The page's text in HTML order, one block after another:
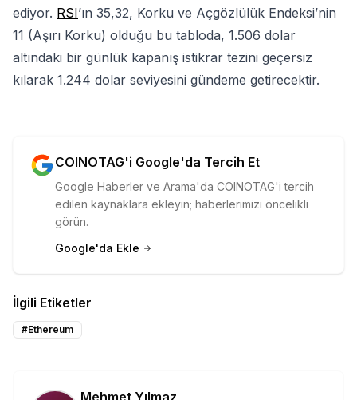
ediyor. RSI’ın 35,32, Korku ve Açgözlülük Endeksi’nin
11 (Aşırı Korku) olduğu bu tabloda, 1.506 dolar
altındaki bir günlük kapanış istikrar tezini geçersiz
kılarak 1.244 dolar seviyesini gündeme getirecektir.
COINOTAG'i Google'da Tercih Et
Google Haberler ve Arama'da COINOTAG'i tercih
edilen kaynaklara ekleyin; haberlerimizi öncelikli
görün.
Google'da Ekle
İlgili Etiketler
#Ethereum
Mehmet Yılmaz